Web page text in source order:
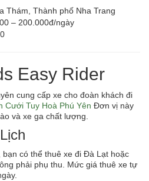
Thám, Thành phố Nha Trang
– 200.000đ/ngày
Easy Rider
cung cấp xe cho đoàn khách đi
Cưới Tuy Hoà Phú Yên Đơn vị này
và xe ga chất lượng.
bạn có thể thuê xe đi Đà Lạt hoặc
phải phụ thu. Mức giá thuê xe tự